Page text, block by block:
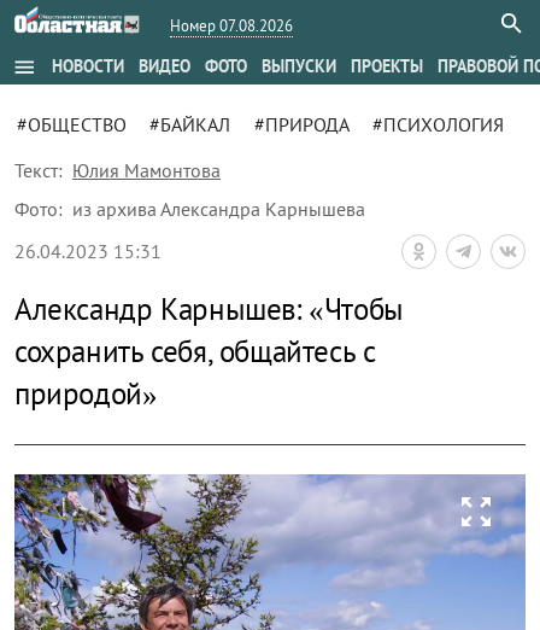
Номер 07.08.2026
menu НОВОСТИ ВИДЕО ФОТО ВЫПУСКИ ПРОЕКТЫ ПРАВОВОЙ
#ОБЩЕСТВО #БАЙКАЛ #ПРИРОДА
#ПСИХОЛОГИЯ
Текст: Юлия Мамонтова
Фото: из архива Александра Карнышева
26.04.2023 15:31
Александр Карнышев: «Чтобы
сохранить себя, общайтесь с
природой»
zoom_out_map